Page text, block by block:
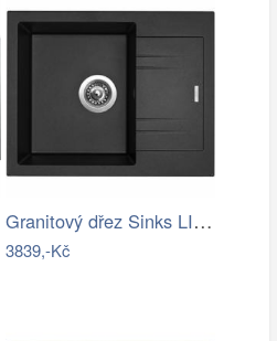
Granitový dřez Sinks LINEA 600 N…
3839,-Kč